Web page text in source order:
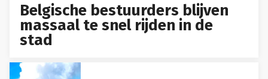
Belgische bestuurders blijven
massaal te snel rijden in de
stad